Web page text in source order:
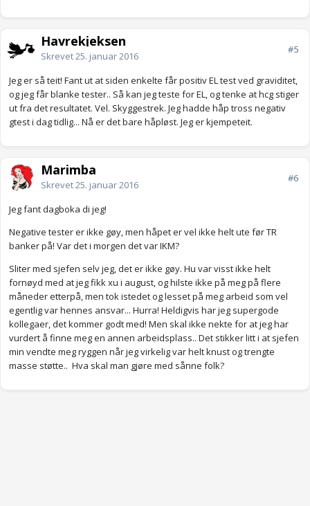
Havrekjeksen
Skrevet25. januar 2016
#5
Jeg er så teit! Fant ut at siden enkelte får positiv EL test ved graviditet,
og jeg får blanke tester.. Så kan jeg teste for EL, og tenke at hcg stiger
ut fra det resultatet. Vel. Skyggestrek. Jeg hadde håp tross negativ
gtest i dag tidlig... Nå er det bare håpløst. Jeg er kjempeteit.
Marimba
Skrevet25. januar 2016
#6
Jeg fant dagboka di jeg!
Negative tester er ikke gøy, men håpet er vel ikke helt ute før TR
banker på! Var det i morgen det var IKM?
Sliter med sjefen selv jeg, det er ikke gøy. Hu var visst ikke helt
fornøyd med at jeg fikk xu i august, og hilste ikke på meg på flere
måneder etterpå, men tok istedet og lesset på meg arbeid som vel
egentlig var hennes ansvar... Hurra! Heldigvis har jeg supergode
kollegaer, det kommer godt med! Men skal ikke nekte for at jeg har
vurdert å finne meg en annen arbeidsplass.. Det stikker litt i at sjefen
min vendte meg ryggen når jeg virkelig var helt knust og trengte
masse støtte.. Hva skal man gjøre med sånne folk?